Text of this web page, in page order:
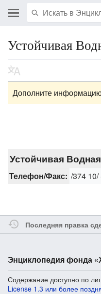
Устойчивая
Дополните
Устойчивая
Телефон/Факс: /374
Последняя правка
Энциклопедия фонда
Содержание доступно по
License 1.3 или более